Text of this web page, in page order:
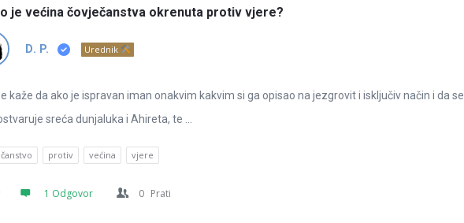
je većina čovječanstva okrenuta protiv vjere?
D. P. Urednik
kaže da ako je ispravan iman onakvim kakvim si ga opisao na jezgrovit i isključiv način i da se
sreća dunjaluka i Ahireta, te ...
protiv većina vjere
1 Odgovor 0 Prati